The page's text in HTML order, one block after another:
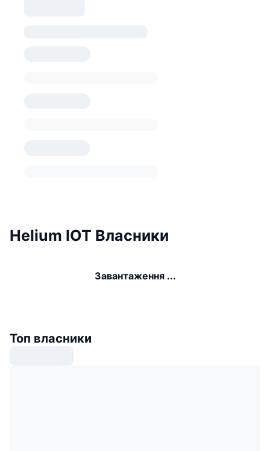
Helium IOT Власники
Завантаження ...
Топ власники